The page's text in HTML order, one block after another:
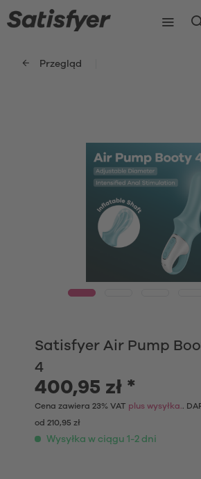
Przegląd
Satisfyer Air Pump
4
400,95 zł *
Cena zawiera 23% VAT plus wysyłka..
od 210,95 zł
Wysyłka w ciągu 1-2 dni